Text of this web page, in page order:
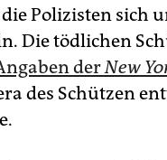
Polizisten sich
Die tödlichen
derNew
des Schützen